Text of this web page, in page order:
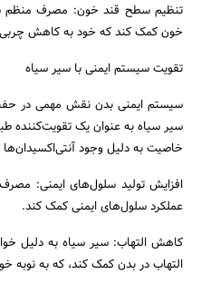
تنظیم سطح قند خون: مصرف منظم
خون کمک کند که خود به کاهش
تقویت سیستم ایمنی با سیر سیاه
سیستم ایمنی بدن نقش مهمی در
سیر سیاه به عنوان یک تقویت‌کننده
خاصیت به دلیل وجود
افزایش تولید سلول‌های ایمنی:
عملکرد سلول‌های ایمنی کمک کند.
کاهش التهاب: سیر سیاه به دلیل
التهاب در بدن کمک کند، که به